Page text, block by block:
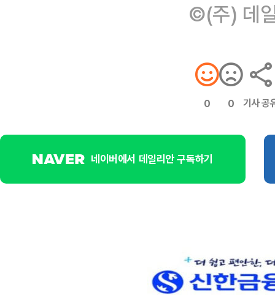
©(주) 데
0 0 기사 공
네이버에서 데일리안 구독하기